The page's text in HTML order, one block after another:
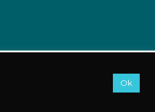
Acessos a essa página: 187
Ok